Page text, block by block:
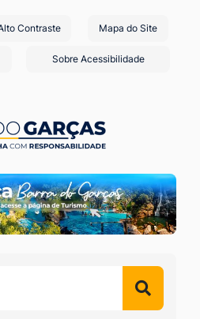
Contraste Mapa do Site
Sobre Acessibilidade